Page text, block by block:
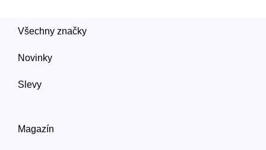
Všechny značky
Novinky
Slevy
Magazín